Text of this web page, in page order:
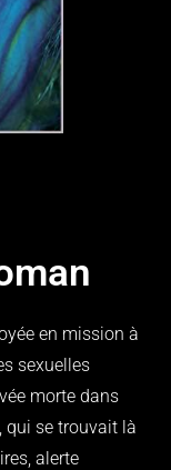
en mission à
sexuelles
morte dans
qui se trouvait là
alerte